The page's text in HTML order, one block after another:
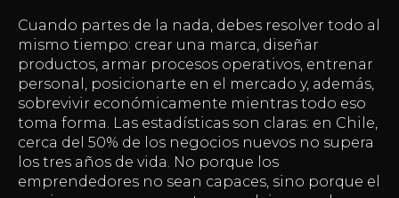
Cuando partes de la nada, debes resolver todo al
mismo tiempo: crear una marca, diseñar
productos, armar procesos operativos, entrenar
personal, posicionarte en el mercado y, además,
sobrevivir económicamente mientras todo eso
toma forma. Las estadísticas son claras: en Chile,
cerca del 50% de los negocios nuevos no supera
los tres años de vida. No porque los
emprendedores no sean capaces, sino porque el